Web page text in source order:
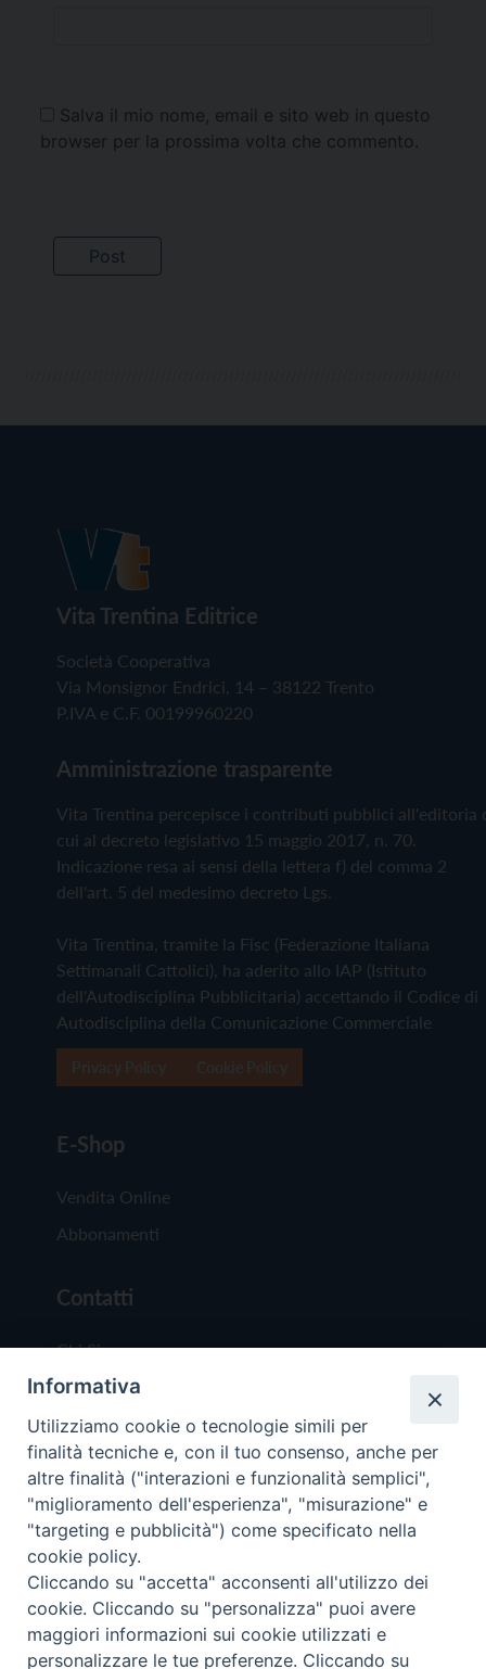
Salva il mio nome, email e sito web in questo
browser per la prossima volta che commento.
Vita Trentina Editrice
Società Cooperativa
Via Monsignor Endrici, 14 – 38122 Trento
P.IVA e C.F. 00199960220
Amministrazione trasparente
Vita Trentina percepisce i contributi pubblici all'editoria
cui al decreto legislativo 15 maggio 2017, n. 70.
Indicazione resa ai sensi della lettera f) del comma 2
dell'art. 5 del medesimo decreto Lgs.
Vita Trentina, tramite la Fisc (Federazione Italiana
Settimanali Cattolici), ha aderito allo IAP (Istituto
dell'Autodisciplina Pubblicitaria) accettando il Codice di
Autodisciplina della Comunicazione Commerciale
E-Shop
Vendita Online
Abbonamenti
Contatti
Chi Siamo
Redazione
Scrivici
Copyright © 2019 - Tutti i diritti riservati - Vita
Trentina Editrice
Privacy Policy
Informativa
Utilizziamo cookie o tecnologie simili per
finalità tecniche e, con il tuo consenso, anche per
altre finalità ("interazioni e funzionalità semplici",
"miglioramento dell'esperienza", "misurazione" e
"targeting e pubblicità") come specificato nella
cookie policy.
Cliccando su "accetta" acconsenti all'utilizzo dei
cookie. Cliccando su "personalizza" puoi avere
maggiori informazioni sui cookie utilizzati e
personalizzare le tue preferenze. Cliccando su